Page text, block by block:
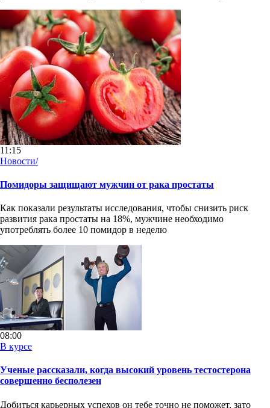
11:15
Новости/
Помидоры защищают мужчин от рака простаты
Как показали результаты исследования, чтобы снизить риск
развития рака простаты на 18%, мужчине необходимо
употреблять более 10 помидор в неделю
08:00
В курсе
Ученые рассказали, когда высокий уровень тестостерона
совершенно бесполезен
Добиться карьерных успехов он тебе точно не поможет, зато